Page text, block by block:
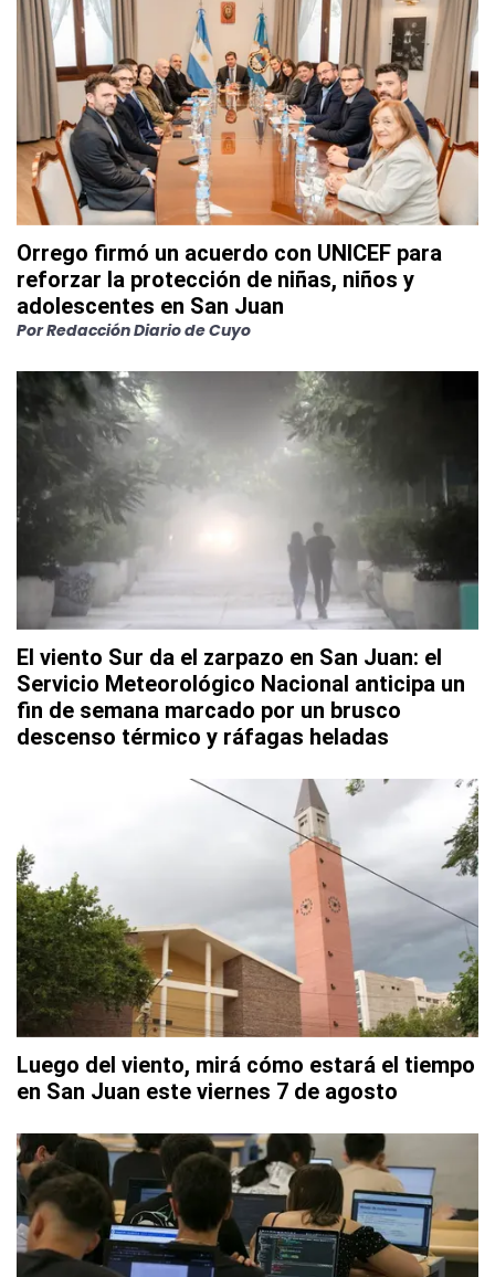
Orrego firmó un acuerdo con UNICEF para
reforzar la protección de niñas, niños y
adolescentes en San Juan
PorRedacción Diario de Cuyo
El viento Sur da el zarpazo en San Juan: el
Servicio Meteorológico Nacional anticipa un
fin de semana marcado por un brusco
descenso térmico y ráfagas heladas
Luego del viento, mirá cómo estará el tiempo
en San Juan este viernes 7 de agosto